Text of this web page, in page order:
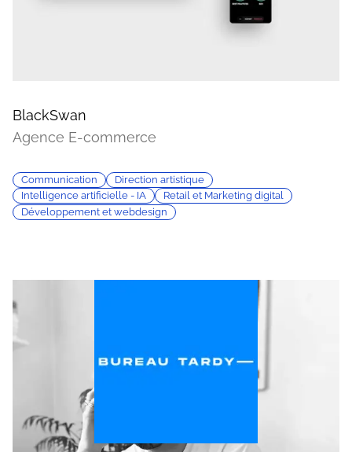
BlackSwan
Agence E-commerce
Communication
Direction artistique
Intelligence artificielle - IA
Retail et Marketing digital
Développement et webdesign